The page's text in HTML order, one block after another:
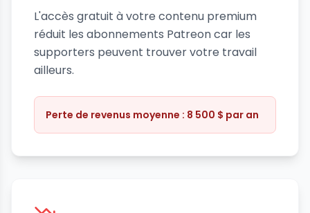
L'accès gratuit à votre contenu premium
réduit les abonnements Patreon car les
supporters peuvent trouver votre travail
ailleurs.
Perte de revenus moyenne : 8 500 $ par an